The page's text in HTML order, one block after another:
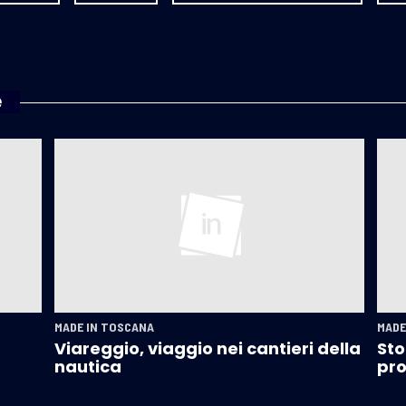
MADE IN TOSCANA
Viareggio, viaggio nei cantieri della
nautica